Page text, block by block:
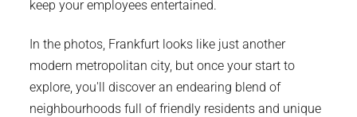
keep your employees entertained.
In the photos, Frankfurt looks like just another
modern metropolitan city, but once your start to
explore, you'll discover an endearing blend of
neighbourhoods full of friendly residents and unique